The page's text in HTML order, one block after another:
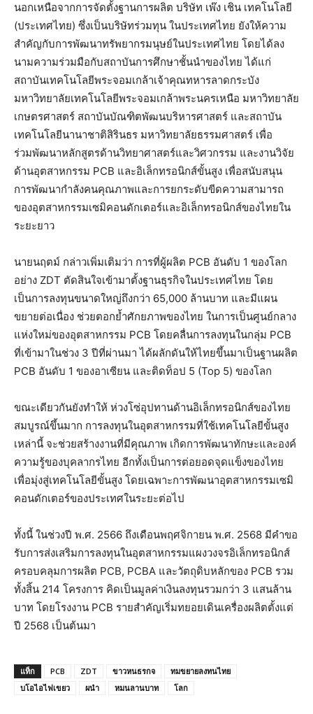
นอกเหนือจากการจัดตั้งฐานการผลิต บริษัท เพ๊ง เชิน เทคโนโลยี
(ประเทศไทย) ซึ่งเป็นบริษัทร่วมทุน ในประเทศไทย ยังให้ความ
สำคัญกับการพัฒนาทรัพยากรมนุษย์ในประเทศไทย โดยได้ลง
นามความร่วมมือกับสถาบันการศึกษาชั้นนำของไทย ได้แก่
สถาบันเทคโนโลยีพระจอมเกล้าเจ้าคุณทหารลาดกระบัง
มหาวิทยาลัยเทคโนโลยีพระจอมเกล้าพระนครเหนือ มหาวิทยาลัย
เกษตรศาสตร์ สถาบันบัณฑิตพัฒนบริหารศาสตร์ และสถาบัน
เทคโนโลยีนานาชาติสิรินธร มหาวิทยาลัยธรรมศาสตร์ เพื่อ
ร่วมพัฒนาหลักสูตรด้านวิทยาศาสตร์และวิศวกรรม และงานวิจัย
ด้านอุตสาหกรรม PCB และอิเล็กทรอนิกส์ขั้นสูง เพื่อสนับสนุน
การพัฒนากำลังคนคุณภาพและการยกระดับขีดความสามารถ
ของอุตสาหกรรมเซมิคอนดักเตอร์และอิเล็กทรอนิกส์ของไทยใน
ระยะยาว
นายนฤตม์ กล่าวเพิ่มเติมว่า การที่ผู้ผลิต PCB อันดับ 1 ของโลก
อย่าง ZDT ตัดสินใจเข้ามาตั้งฐานธุรกิจในประเทศไทย โดย
เป็นการลงทุนขนาดใหญ่ถึงกว่า 65,000 ล้านบาท และมีแผน
ขยายต่อเนื่อง ช่วยตอกย้ำศักยภาพของไทย ในการเป็นศูนย์กลาง
แห่งใหม่ของอุตสาหกรรม PCB โดยคลื่นการลงทุนในกลุ่ม PCB
ที่เข้ามาในช่วง 3 ปีที่ผ่านมา ได้ผลักดันให้ไทยขึ้นมาเป็นฐานผลิต
PCB อันดับ 1 ของอาเซียน และติดท็อป 5 (Top 5) ของโลก
ขณะเดียวกันยังทำให้ ห่วงโซ่อุปทานด้านอิเล็กทรอนิกส์ของไทย
สมบูรณ์ขึ้นมาก การลงทุนในอุตสาหกรรมที่ใช้เทคโนโลยีขั้นสูง
เหล่านี้ จะช่วยสร้างงานที่มีคุณภาพ เกิดการพัฒนาทักษะและองค์
ความรู้ของบุคลากรไทย อีกทั้งเป็นการต่อยอดจุดแข็งของไทย
เพื่อมุ่งสู่เทคโนโลยีขั้นสูง โดยเฉพาะการพัฒนาอุตสาหกรรมเซมิ
คอนดักเตอร์ของประเทศในระยะต่อไป
ทั้งนี้ ในช่วงปี พ.ศ. 2566 ถึงเดือนพฤศจิกายน พ.ศ. 2568 มีคำขอ
รับการส่งเสริมการลงทุนในอุตสาหกรรมแผงวงจรอิเล็กทรอนิกส์
ครอบคลุมการผลิต PCB, PCBA และวัตถุดิบหลักของ PCB รวม
ทั้งสิ้น 214 โครงการ คิดเป็นมูลค่าเงินลงทุนรวมกว่า 3 แสนล้าน
บาท โดยโรงงาน PCB รายสำคัญเริ่มทยอยเดินเครื่องผลิตตั้งแต่
ปี 2568 เป็นต้นมา
แท็ก PCB ZDT ขาวหนธรกจ
ทมขยายลงทนไทย
บโอไอไฟเขยว
ผนำ หมนลานบาท โลก